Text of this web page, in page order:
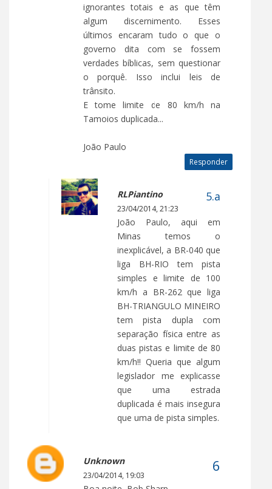
ignorantes totais e as que têm
algum discernimento. Esses
últimos encaram tudo o que o
governo dita com se fossem
verdades bíblicas, sem questionar
o porquê. Isso inclui leis de
trânsito.
E tome limite de 80 km/h na
Tamoios duplicada...
João Paulo
Responder
RLPiantino
23/04/2014, 21:23
João Paulo, aqui em
Minas temos o
inexplicável, a BR-040 que
liga BH-RIO tem pista
simples e limite de 100
km/h a BR-262 que liga
BH-TRIANGULO MINEIRO
tem pista dupla com
separação física entre as
duas pistas e limite de 80
km/h!! Queria que algum
legislador me explicasse
que uma estrada
duplicada é mais insegura
que uma de pista simples.
Unknown
23/04/2014, 19:03